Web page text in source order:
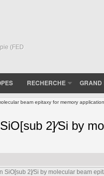
(FED
RECHERCHE GRAND
beam epitaxy for memory
2]∕Si by
SiO[sub 2]∕Si by molecular beam